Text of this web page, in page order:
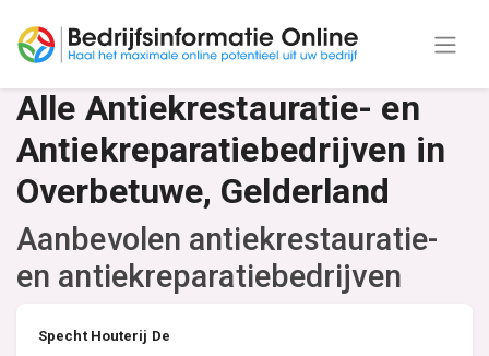
Alle Antiekrestauratie- en
Antiekreparatiebedrijven in
Overbetuwe, Gelderland
Aanbevolen antiekrestauratie-
en antiekreparatiebedrijven
Specht Houterij De